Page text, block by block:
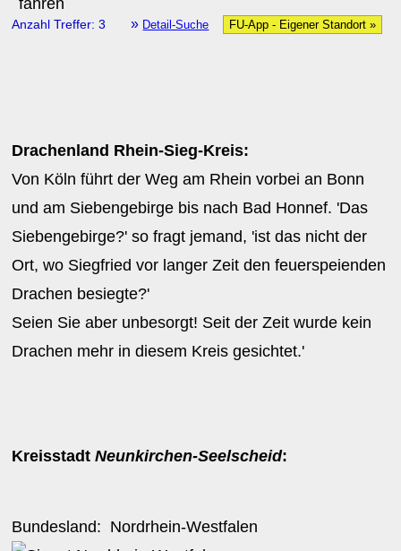
Anzahl Treffer: 3 » Detail-Suche FU-App - Eigener Standort »
Drachenland Rhein-Sieg-Kreis:
Von Köln führt der Weg am Rhein vorbei an Bonn
und am Siebengebirge bis nach Bad Honnef. 'Das
Siebengebirge?' so fragt jemand, 'ist das nicht der
Ort, wo Siegfried vor langer Zeit den feuerspeienden
Drachen besiegte?'
Seien Sie aber unbesorgt! Seit der Zeit wurde kein
Drachen mehr in diesem Kreis gesichtet.'
KreisstadtNeunkirchen-Seelscheid:
Bundesland: Nordrhein-Westfalen